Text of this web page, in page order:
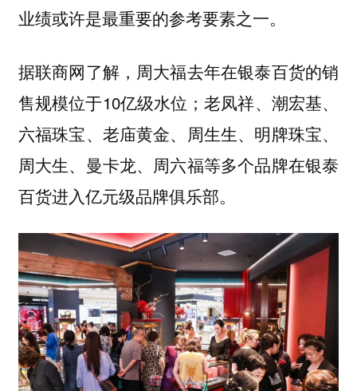
业绩或许是最重要的参考要素之一。
据联商网了解，周大福去年在银泰百货的销
售规模位于10亿级水位；老凤祥、潮宏基、
六福珠宝、老庙黄金、周生生、明牌珠宝、
周大生、曼卡龙、周六福等多个品牌在银泰
百货进入亿元级品牌俱乐部。